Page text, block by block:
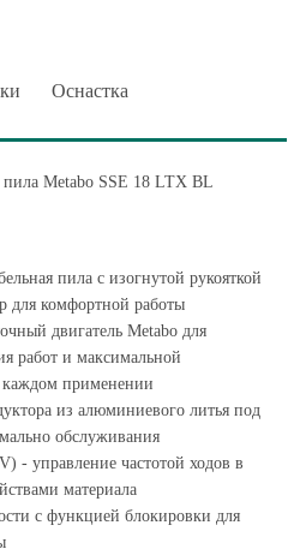
Оснастка
пила Metabo SSE 18 LTX BL
пила с изогнутой рукояткой
для комфортной работы
двигатель Metabo для
работ и максимальной
применении
из алюминиевого литья под
обслуживания
- управление частотой ходов в
материала
с функцией блокировки для